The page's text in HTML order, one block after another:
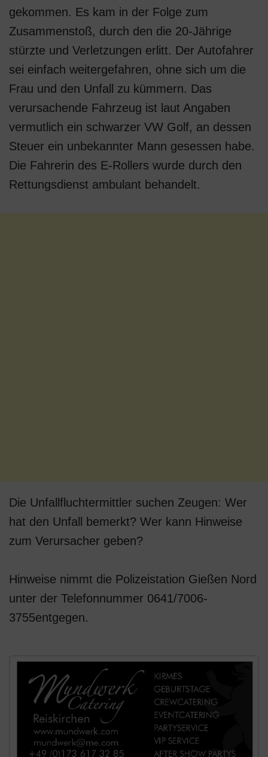
gekommen. Es kam in der Folge zum
Zusammenstoß, durch den die 20-Jährige
stürzte und Verletzungen erlitt. Der Autofahrer
sei einfach weitergefahren, ohne sich um die
Frau und den Unfall zu kümmern. Das
verursachende Fahrzeug ist laut Angaben
vermutlich ein schwarzer VW Golf, an dessen
Steuer ein unbekannter Mann gesessen habe.
Die Fahrerin des E-Rollers wurde durch den
Rettungsdienst ambulant behandelt.
Die Unfallfluchtermittler suchen Zeugen: Wer
hat den Unfall bemerkt? Wer kann Hinweise
zum Verursacher geben?
Hinweise nimmt die Polizeistation Gießen Nord
unter der Telefonnummer 0641/7006-
3755entgegen.